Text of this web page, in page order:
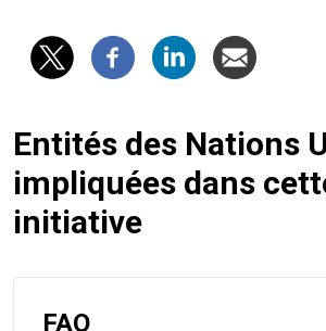
Entités des Nations
impliquées dans
initiative
FAO